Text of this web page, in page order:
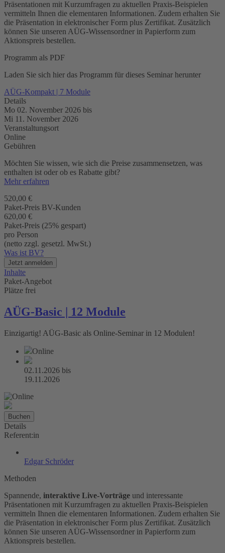
Präsentationen mit Kurzumfragen zu aktuellen Praxis-Beispielen
vermitteln Ihnen die elementaren Informationen. Zudem erhalten Sie
die Präsentation in elektronischer Form plus Zertifikat. Zusätzlich
können Sie unseren AÜG-Wissensordner in Papierform zum
Aktionspreis bestellen.
Programm als PDF
Laden Sie sich hier das Programm für dieses Seminar herunter
AÜG-Kompakt | 7 Module
Details
Mo 02. November 2026 bis
Mi 11. November 2026
Veranstaltungsort
Online
Gebühren
Möchten Sie wissen, wie sich die Preise zusammensetzen, was
enthalten ist oder ob es Rabatte gibt?
Mehr erfahren
520,00 €
Paket-Preis BV-Kunden
620,00 €
Paket-Preis (25% gespart)
pro Person
(netto zzgl. gesetzl. MwSt.)
Was ist BV?
Jetzt anmelden
Inhalte
Paket-Angebot
Plätze frei
AÜG-Basic | 12 Module
Einzigartig! AÜG-Basic als Online-Seminar in 12 Modulen!
Online
02.11.2026 bis
19.11.2026
Buchen
Details
Referent:in
Edgar Schröder
Methoden
Spannende, interaktive Live-Vorträge und interessante
Präsentationen mit Kurzumfragen zu aktuellen Praxis-Beispielen
vermitteln Ihnen die elementaren Informationen. Zudem erhalten Sie
die Präsentation in elektronischer Form plus Zertifikat. Zusätzlich
können Sie unseren AÜG-Wissensordner in Papierform zum
Aktionspreis bestellen.